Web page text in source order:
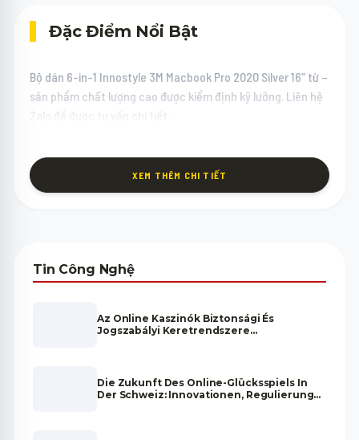
Đặc Điểm Nổi Bật
Bộ dán 6-in-1 Innostyle 3M Macbook Pro 2020 Silver 16″ từ –
sản phẩm chất lượng cao được kiểm định kỹ lưỡng. Liên hệ
Zalo để được tư vấn chi tiết.
XEM THÊM CHI TIẾT
Tin Công Nghệ
Az Online Kaszinók Biztonsági És
Jogszabályi Keretrendszere
Die Zukunft Des Online-Glücksspiels In
Der Schweiz: Innovationen, Regulierung